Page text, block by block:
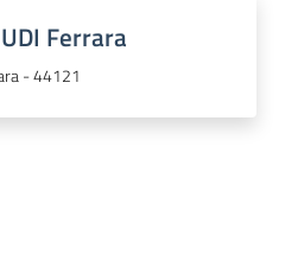
Ferrara
- 44121